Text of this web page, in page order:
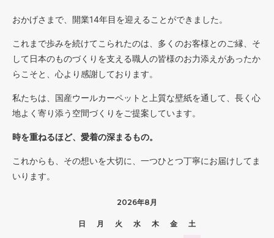
おかげさまで、開業14年目を迎えることができました。
これまで歩みを続けてこられたのは、多くのお客様とのご縁、そ
して日本のものづくりを支える職人の皆様のお力添えがあったか
らこそと、心より感謝しております。
私たちは、国産ウールカーペットと上質な壁紙を通して、長く心
地よく寄り添う空間づくりをご提案しています。
時を重ねるほど、愛着の深まるもの。
これからも、その想いを大切に、一つひとつ丁寧にお届けしてま
いります。
2026年8月
日 月 火 水 木 金 土